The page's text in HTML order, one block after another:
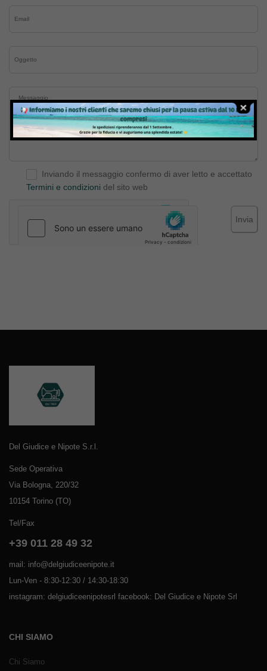
Inviando il messaggio confermo di aver letto e accettato
Termini e condizioni del sito web
Invia
Del Giudice e Nipote S.r.l.
Sede Operativa
Via Bologna, 220/32
10154 Torino (TO)
Tel/Fax
+39 011 28 49 32
mail: info@delgiudiceenipote.it
Lun-Ven - 8:30-12:30 / 14:30-18:30
instagram: delgiudiceenipotesrl facebook: Del Giudice e Nipote Srl
CHI SIAMO
Chi Siamo